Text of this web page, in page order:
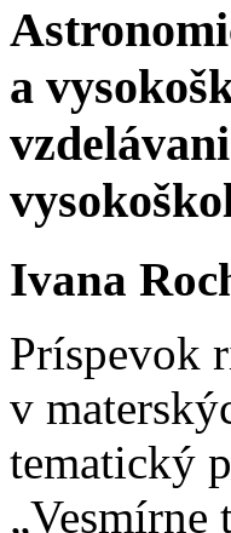
a
Ivana
Príspevok
v
tematický